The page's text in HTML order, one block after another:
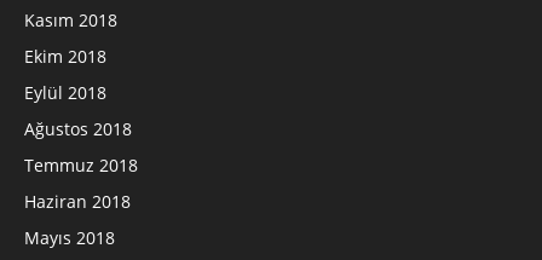
Kasım 2018
Ekim 2018
Eylül 2018
Ağustos 2018
Temmuz 2018
Haziran 2018
Mayıs 2018